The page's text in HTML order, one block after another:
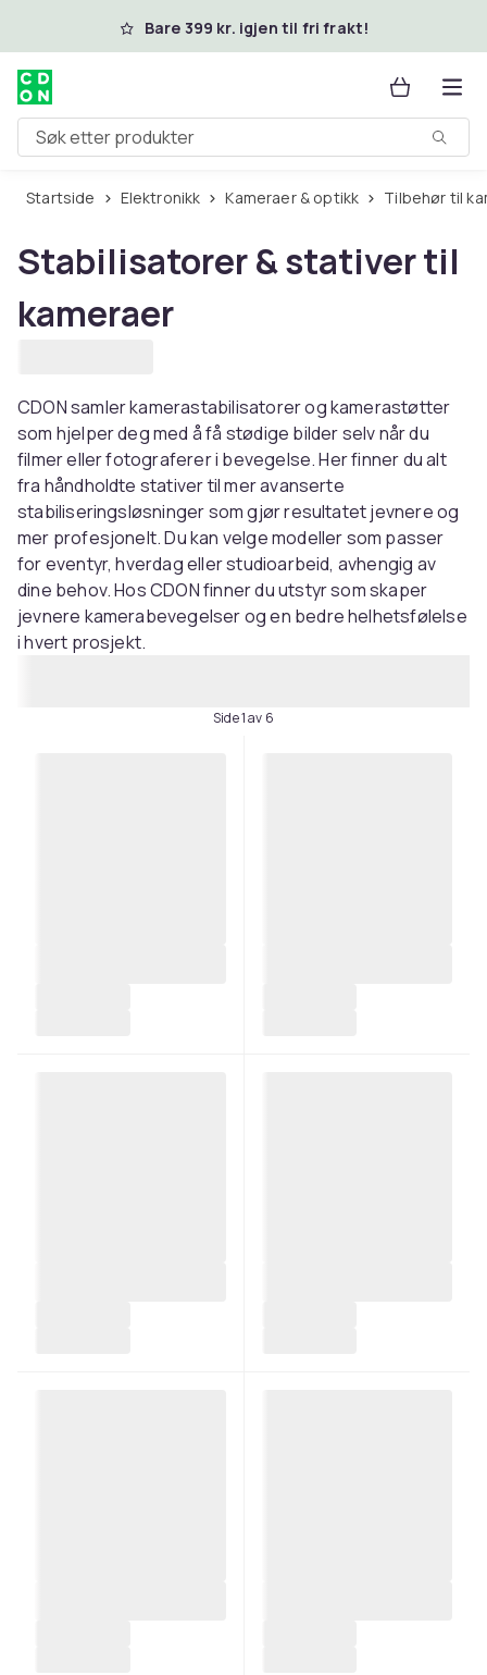
Hopp til hovedinnholdBare 399 kr. igjen til fri frakt!
Søk etter produkter
Startside Elektronikk Kameraer & optikk Tilbehør til
Stabilisatorer & stativer til
kameraer
CDON samler kamerastabilisatorer og kamerastøtter
som hjelper deg med å få stødige bilder selv når du
filmer eller fotograferer i bevegelse. Her finner du alt
fra håndholdte stativer til mer avanserte
stabiliseringsløsninger som gjør resultatet jevnere og
mer profesjonelt. Du kan velge modeller som passer
for eventyr, hverdag eller studioarbeid, avhengig av
dine behov. Hos CDON finner du utstyr som skaper
jevnere kamerabevegelser og en bedre helhetsfølelse
i hvert prosjekt.
Side 1 av 6